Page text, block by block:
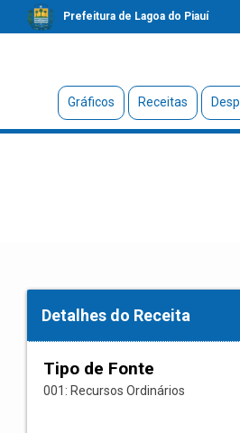
Prefeitura de Lagoa do Piauí
Gráficos Receitas
Detalhes do Receita
Tipo de Fonte
001: Recursos Ordinários